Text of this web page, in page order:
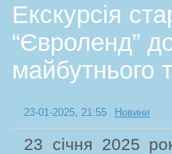
Екскурсія
“Євроленд”
майбутнього
23-01-2025, 21:55 Новини
23 січня 2025